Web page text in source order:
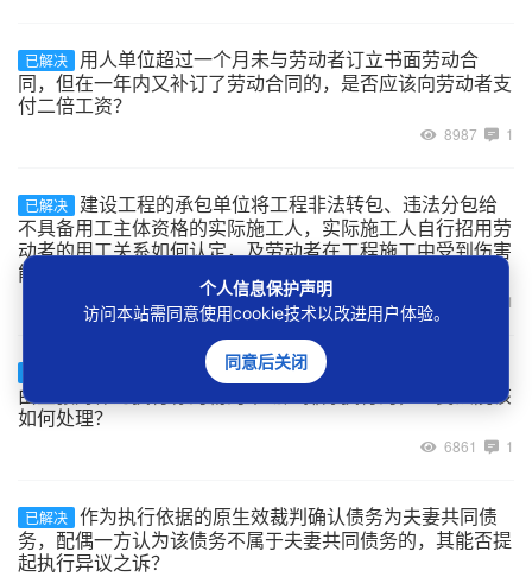
已解决
用人单位超过一个月未与劳动者订立书面劳动合
同，但在一年内又补订了劳动合同的，是否应该向劳动者支
付二倍工资？
8987 1
已解决
建设工程的承包单位将工程非法转包、违法分包给
不具备用工主体资格的实际施工人，实际施工人自行招用劳
动者的用工关系如何认定，及劳动者在工程施工中受到伤害
能否主张劳动关系项下的权利？
1
案外人以其与被执行人为合资、合作开发房地产为
由主张对作为执行标的物的不动产排除执行的，人民法院该
如何处理？
6861 1
已解决 作为执行依据的原生效裁判确认债务为夫妻共同债
务，配偶一方认为该债务不属于夫妻共同债务的，其能否提
起执行异议之诉？
个人信息保护声明
访问本站需同意使用cookie技术以改进用户体验。
同意后关闭